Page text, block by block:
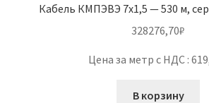
Кабель КМПЭВЭ 7х1,5 — 530 м,
328276,70₽
Цена за метр с НДС :
В корзину